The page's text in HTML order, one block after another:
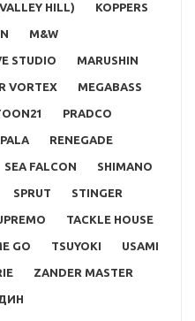
HILL) KOPPERS
M&W
STUDIO MARUSHIN
VORTEX MEGABASS
PRADCO
RENEGADE
SEA FALCON SHIMANO
SPRUT STINGER
TACKLE HOUSE
GO TSUYOKI USAMI
ZANDER MASTER